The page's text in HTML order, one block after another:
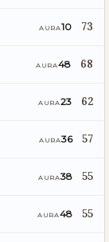
AURA10 73
AURA48 68
AURA23 62
AURA36 57
AURA38 55
AURA48 55